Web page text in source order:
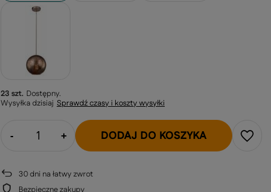
23 szt. Dostępny
Wysyłkadzisiaj Sprawdź czasy i koszty wysyłki
- + DODAJ DO KOSZYKA
30dni na łatwy zwrot
Bezpieczne zakupy